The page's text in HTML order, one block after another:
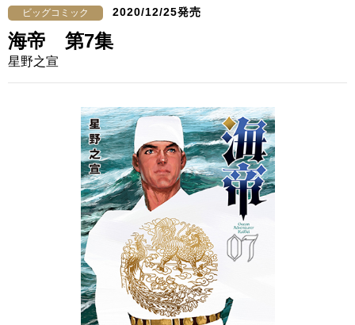
ビッグコミック 2020/12/25発売
海帝 第7集
星野之宣